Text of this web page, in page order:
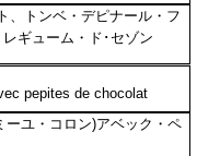
、トンベ・デピナール・フ
ギューム・ド･セゾン
pepites de chocolat
ーユ・コロン)アベック・ペ